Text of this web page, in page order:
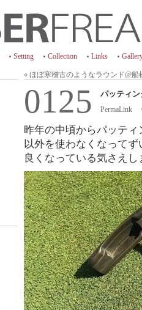
Setting Collection Links
« ほぼ寒稽古のようなラウンド@船
0125 パッティ
PermaLink
昨年の中頃からパッテ
以外を使わなくなって
良くなっている気さえし